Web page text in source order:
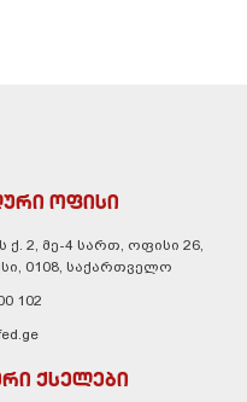
ოფისი
ქ. 2, მე-4 სართ, ოფისი 26,
0108, საქართველო
102
ქსელები